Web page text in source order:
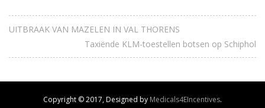
UITBRAAK VAN MAZELEN IN VAL THORENS
Taxiënde KLM-toestellen botsen op Schiphol
Copyright © 2017, Designed by Medicals4EIncentives.